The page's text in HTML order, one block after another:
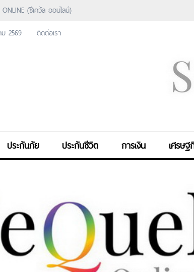
ONLINE (ซีเคว้ล ออนไลน์)
2569
ติดต่อเรา
ประกันภัย ประกันชีวิต การเงิน เศรษฐ